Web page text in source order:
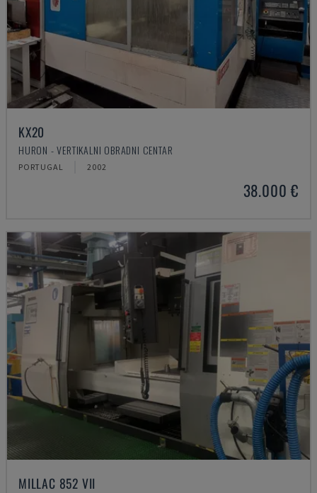
KX20
HURON - VERTIKALNI OBRADNI CENTAR
PORTUGAL 2002
38.000 €
MILLAC 852 VII